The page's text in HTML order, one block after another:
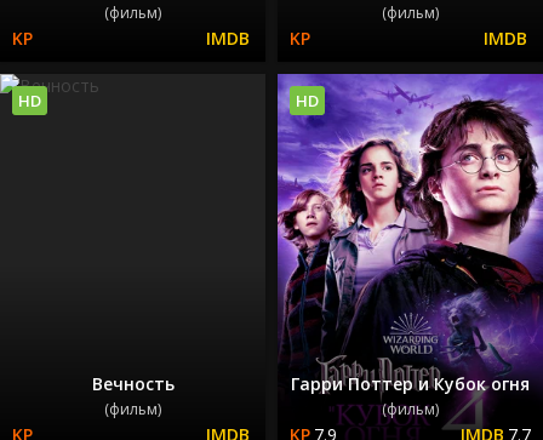
(фильм) (фильм)
Вечность
(фильм)
HD
Гарри Поттер и Кубок огня
(фильм)
7.9 7.7
HD